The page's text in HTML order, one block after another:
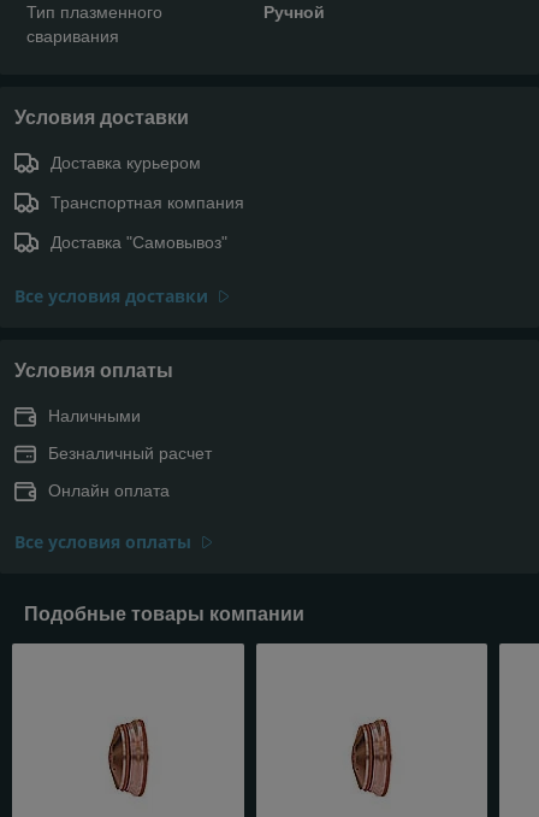
Тип плазменного
сваривания
Ручной
Условия доставки
Доставка курьером
Транспортная компания
Доставка "Самовывоз"
Все условия доставки
Условия оплаты
Наличными
Безналичный расчет
Онлайн оплата
Все условия оплаты
Подобные товары компании